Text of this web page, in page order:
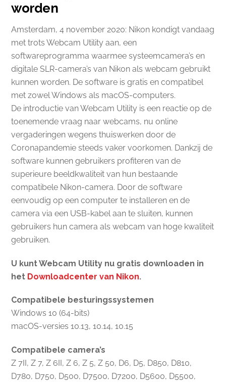
worden
Amsterdam, 4 november 2020: Nikon kondigt vandaag
met trots Webcam Utility aan, een
softwareprogramma waarmee systeemcamera’s en
digitale SLR-camera’s van Nikon als webcam gebruikt
kunnen worden. De software is gratis en compatibel
met zowel Windows als macOS-computers.
De introductie van Webcam Utility is een reactie op de
toenemende vraag naar webcams, nu online
vergaderingen wegens thuiswerken door de
Coronapandemie steeds vaker voorkomen. Dankzij de
software kunnen gebruikers profiteren van de
superieure beeldkwaliteit van hun bestaande
compatibele Nikon-camera. Door de software
eenvoudig op een computer te installeren en de
camera via een USB-kabel aan te sluiten, kunnen
gebruikers hun camera als webcam van hoge kwaliteit
gebruiken.
U kunt Webcam Utility nu gratis downloaden in
het Downloadcenter van Nikon.
Compatibele besturingssystemen
Windows 10 (64-bits)
macOS-versies 10.13, 10.14, 10.15
Compatibele camera’s
Z 7II, Z 7, Z 6II, Z 6, Z 5, Z 50, D6, D5, D850, D810,
D780, D750, D500, D7500, D7200, D5600, D5500,